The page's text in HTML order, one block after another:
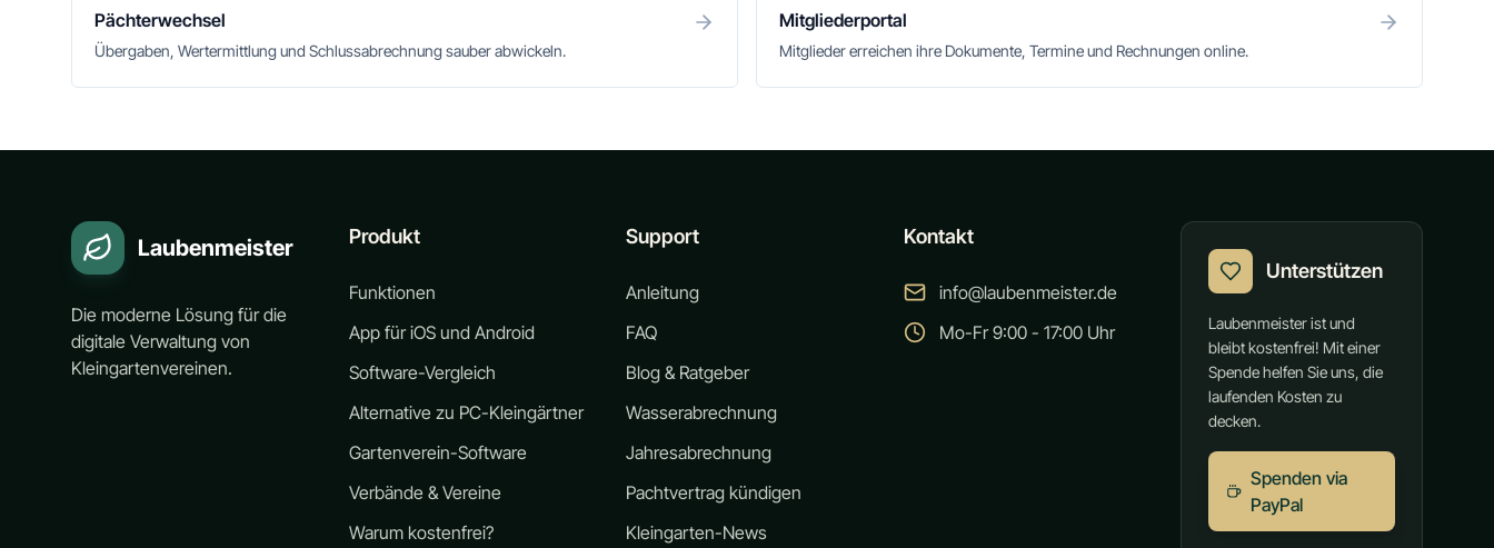
Pächterwechsel
Übergaben, Wertermittlung und Schlussabrechnung sauber abwickeln.
Mitgliederportal
Mitglieder erreichen ihre Dokumente, Termine und Rechnungen online.
Laubenmeister
Die moderne Lösung für die
digitale Verwaltung von
Kleingartenvereinen.
Produkt
Funktionen
App für iOS und Android
Software-Vergleich
Alternative zu PC-Kleingärtner
Gartenverein-Software
Verbände & Vereine
Warum kostenfrei?
Support
Anleitung
FAQ
Blog & Ratgeber
Wasserabrechnung
Jahresabrechnung
Pachtvertrag kündigen
Kleingarten-News
Kontakt
info@laubenmeister.de
Mo-Fr 9:00 - 17:00 Uhr
Unterstützen
Laubenmeister ist und
bleibt kostenfrei! Mit einer
Spende helfen Sie uns, die
laufenden Kosten zu
decken.
Spenden via
PayPal